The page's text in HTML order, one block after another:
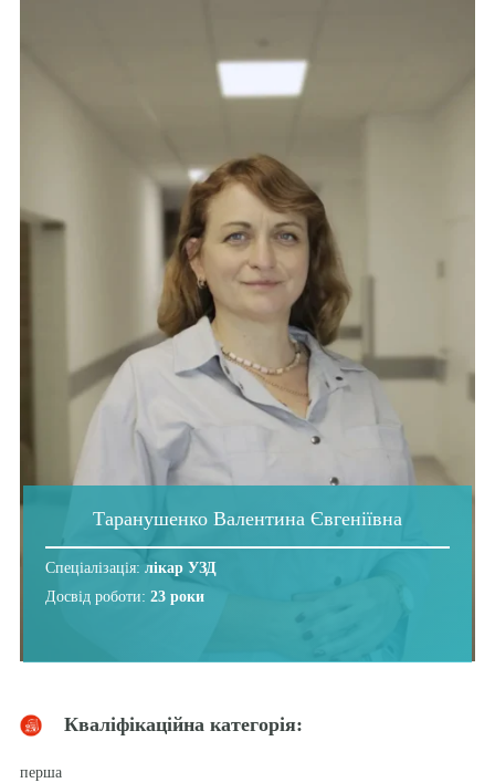
Таранушенко Валентина Євгеніївна
Спеціалізація: лікар УЗД
Досвід роботи: 23 роки
Кваліфікаційна категорія:
перша